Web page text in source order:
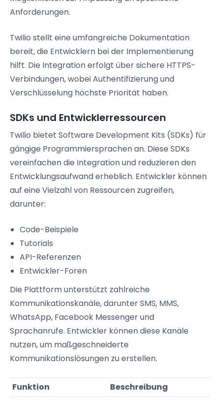
Anforderungen.
Twilio stellt eine umfangreiche Dokumentation
bereit, die Entwicklern bei der Implementierung
hilft. Die Integration erfolgt über sichere HTTPS-
Verbindungen, wobei Authentifizierung und
Verschlüsselung höchste Priorität haben.
SDKs und Entwicklerressourcen
Twilio bietet Software Development Kits (SDKs) für
gängige Programmiersprachen an. Diese SDKs
vereinfachen die Integration und reduzieren den
Entwicklungsaufwand erheblich. Entwickler können
auf eine Vielzahl von Ressourcen zugreifen,
darunter:
Code-Beispiele
Tutorials
API-Referenzen
Entwickler-Foren
Die Plattform unterstützt zahlreiche
Kommunikationskanäle, darunter SMS, MMS,
WhatsApp, Facebook Messenger und
Sprachanrufe. Entwickler können diese Kanäle
nutzen, um maßgeschneiderte
Kommunikationslösungen zu erstellen.
Funktion Beschreibung